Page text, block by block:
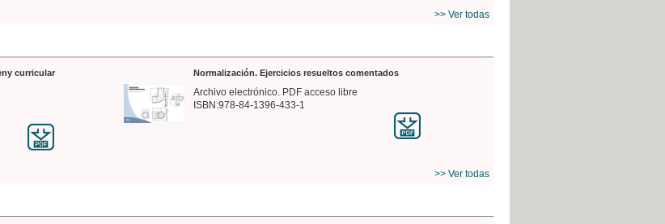
>> Ver todas
curricular Normalización. Ejercicios resueltos comentados
Archivo electrónico. PDF acceso libre
ISBN:978-84-1396-433-1
>> Ver todas